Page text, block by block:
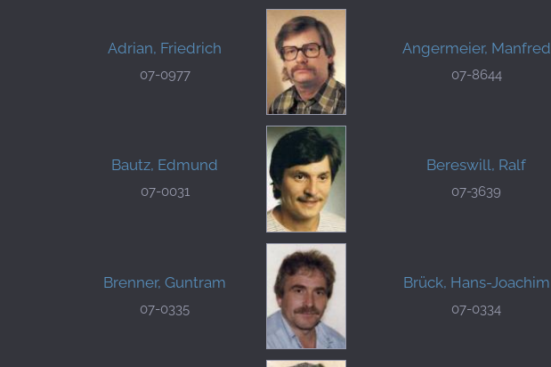
Adrian, Friedrich
07-0977
Angermeier, Manfred
07-8644
Bautz, Edmund
07-0031
Bereswill, Ralf
07-3639
Brenner, Guntram
07-0335
Brück, Hans-Joachim
07-0334